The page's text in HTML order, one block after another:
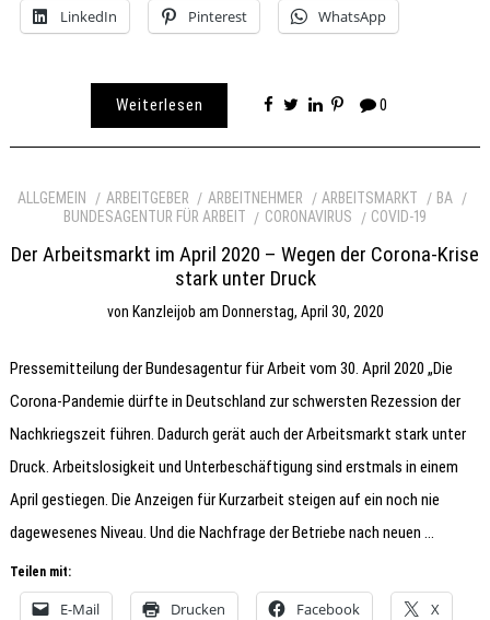
LinkedIn Pinterest WhatsApp
Weiterlesen 0
ALLGEMEIN ARBEITGEBER ARBEITNEHMER ARBEITSMARKT
BA
BUNDESAGENTUR FÜR ARBEIT
CORONAVIRUS COVID-19
Der Arbeitsmarkt im April 2020 – Wegen der Corona-Krise
stark unter Druck
von Kanzleijob am Donnerstag, April 30, 2020
Pressemitteilung der Bundesagentur für Arbeit vom 30. April 2020 „Die
Corona-Pandemie dürfte in Deutschland zur schwersten Rezession der
Nachkriegszeit führen. Dadurch gerät auch der Arbeitsmarkt stark unter
Druck. Arbeitslosigkeit und Unterbeschäftigung sind erstmals in einem
April gestiegen. Die Anzeigen für Kurzarbeit steigen auf ein noch nie
dagewesenes Niveau. Und die Nachfrage der Betriebe nach neuen …
Teilen mit:
E-Mail Drucken Facebook X